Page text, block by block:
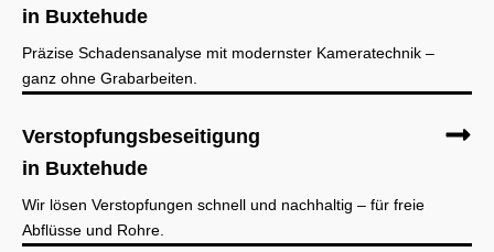
in Buxtehude
Präzise Schadensanalyse mit modernster Kameratechnik –
ganz ohne Grabarbeiten.
Verstopfungsbeseitigung
in Buxtehude
Wir lösen Verstopfungen schnell und nachhaltig – für freie
Abflüsse und Rohre.